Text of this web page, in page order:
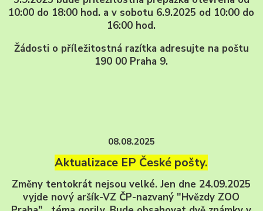
10:00 do 18:00 hod. a v sobotu 6.9.2025 od 10:00 do
16:00 hod.
Žádosti o příležitostná razítka adresujte na poštu
190 00 Praha 9.
08.08.2025
Aktualizace EP České pošty.
Změny tentokrát nejsou velké. Jen dne 24.09.2025
vyjde nový aršík-VZ ČP-nazvaný "Hvězdy ZOO